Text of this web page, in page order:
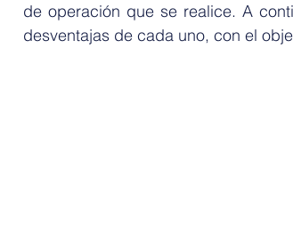
de operación que se realice. A
desventajas de cada uno, con el